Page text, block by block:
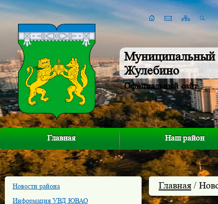
Муниципальный
Жулебино
Официальный сайт
Главная Наш район
Новости района
Информация УВД ЮВАО
Главная /